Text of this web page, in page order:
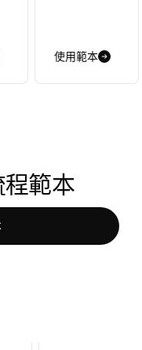
使用範本
程範本